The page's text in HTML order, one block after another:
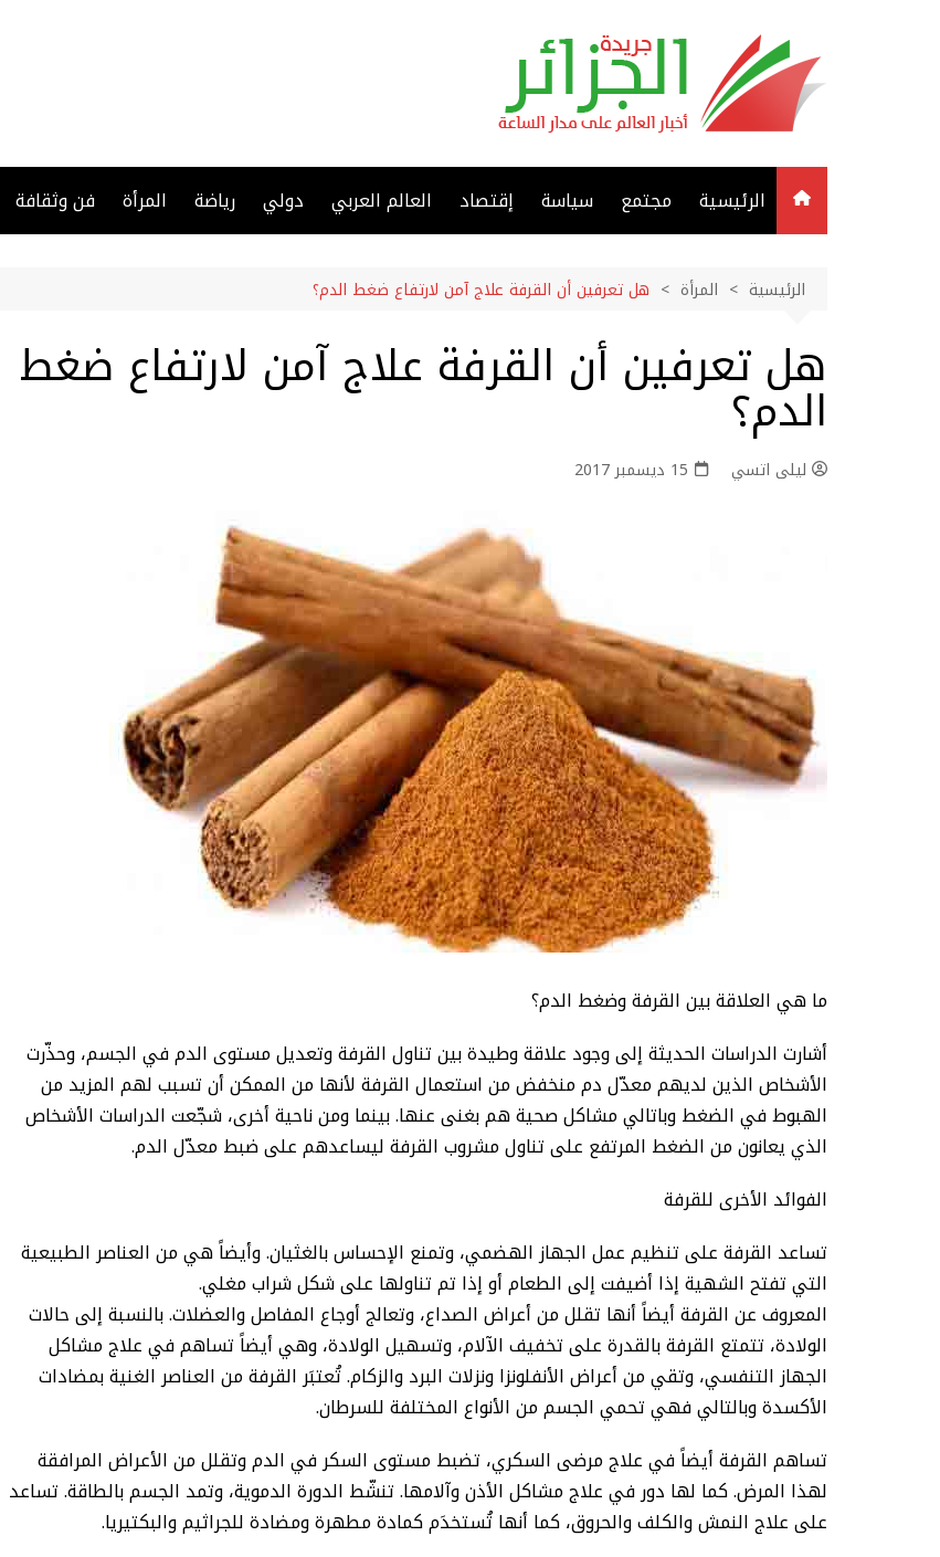
الرئيسية مجتمع سياسة إقتصاد العالم العربي دولي رياضة المرأة فن وثقافة
الرئيسية المرأة هل تعرفين أن القرفة علاج آمن لارتفاع ضغط الدم؟
هل تعرفين أن القرفة علاج آمن لارتفاع ضغط
الدم؟
ليلى اتسي 15 ديسمبر 2017
ما هي العلاقة بين القرفة وضغط الدم؟
أشارت الدراسات الحديثة إلى وجود علاقة وطيدة بين تناول القرفة وتعديل مستوى الدم في الجسم، وحذّرت
الأشخاص الذين لديهم معدّل دم منخفض من استعمال القرفة لأنها من الممكن أن تسبب لهم المزيد من
الهبوط في الضغط وباتالي مشاكل صحية هم بغنى عنها. بينما ومن ناحية أخرى، شجّعت الدراسات الأشخاص
الذي يعانون من الضغط المرتفع على تناول مشروب القرفة ليساعدهم على ضبط معدّل الدم.
الفوائد الأخرى للقرفة
تساعد القرفة على تنظيم عمل الجهاز الهضمي، وتمنع الإحساس بالغثيان. وأيضاً هي من العناصر الطبيعية
التي تفتح الشهية إذا أضيفت إلى الطعام أو إذا تم تناولها على شكل شراب مغلي.
المعروف عن القرفة أيضاً أنها تقلل من أعراض الصداع، وتعالج أوجاع المفاصل والعضلات. بالنسبة إلى حالات
الولادة، تتمتع القرفة بالقدرة على تخفيف الآلام، وتسهيل الولادة، وهي أيضاً تساهم في علاج مشاكل
الجهاز التنفسي، وتقي من أعراض الأنفلونزا ونزلات البرد والزكام. تُعتبَر القرفة من العناصر الغنية بمضادات
الأكسدة وبالتالي فهي تحمي الجسم من الأنواع المختلفة للسرطان.
تساهم القرفة أيضاً في علاج مرضى السكري، تضبط مستوى السكر في الدم وتقلل من الأعراض المرافقة
لهذا المرض. كما لها دور في علاج مشاكل الأذن وآلامها. تنشّط الدورة الدموية، وتمد الجسم بالطاقة. تساعد
على علاج النمش والكلف والحروق، كما أنها تُستخدَم كمادة مطهرة ومضادة للجراثيم والبكتيريا.